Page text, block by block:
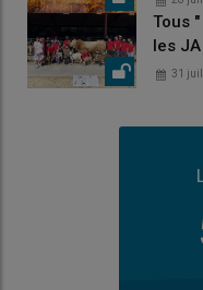
Tous
les JA
31